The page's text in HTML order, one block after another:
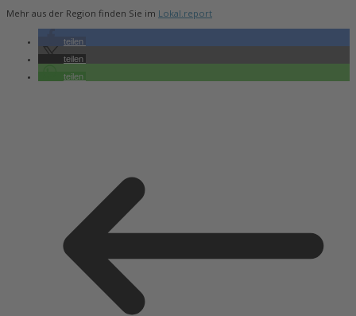
Mehr aus der Region finden Sie im Lokal.report
teilen
teilen
teilen